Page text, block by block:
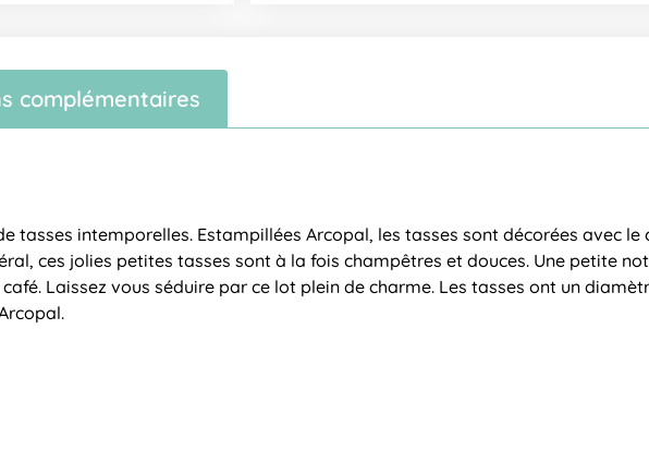
complémentaires
tasses intemporelles. Estampillées Arcopal, les tasses sont décorées avec le
ces jolies petites tasses sont à la fois champêtres et douces. Une petite
Laissez vous séduire par ce lot plein de charme. Les tasses ont un